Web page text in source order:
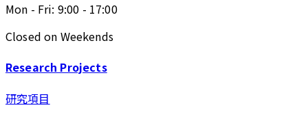
Mon - Fri: 9:00 - 17:00
Closed on Weekends
Research Projects
研究項目